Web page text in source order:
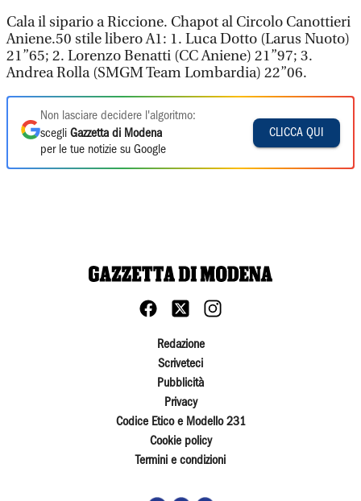
Cala il sipario a Riccione. Chapot al Circolo Canottieri
Aniene.50 stile libero A1: 1. Luca Dotto (Larus Nuoto)
21”65; 2. Lorenzo Benatti (CC Aniene) 21”97; 3.
Andrea Rolla (SMGM Team Lombardia) 22”06.
Non lasciare decidere l'algoritmo:
scegli Gazzetta di Modena
per le tue notizie su Google
CLICCA QUI
Redazione
Scriveteci
Pubblicità
Privacy
Codice Etico e Modello 231
Cookie policy
Termini e condizioni